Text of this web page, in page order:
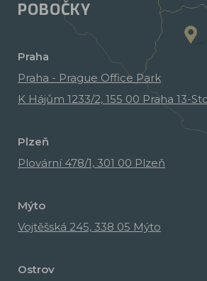
POBOČKY
Praha
Praha - Prague Office Park
K Hájům 1233/2, 155 00 Praha 13-
Plzeň
Plovární 478/1, 301 00 Plzeň
Mýto
Vojtěšská 245, 338 05 Mýto
Ostrov